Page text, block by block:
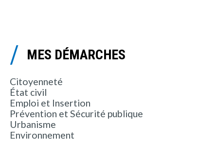
MES DÉMARCHES
Citoyenneté
État civil
Emploi et Insertion
Prévention et Sécurité publique
Urbanisme
Environnement